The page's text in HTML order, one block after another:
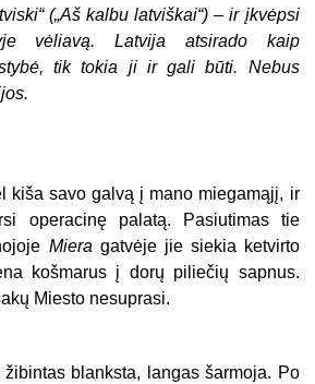
(„Aš kalbu latviškai“) – ir įkvėpsi
vėliavą. Latvija atsirado kaip
tik tokia ji ir gali būti. Nebus
kiša savo galvą į mano miegamąjį, ir
operacinę palatą. Pasiutimas tie
Mieragatvėje jie siekia ketvirto
košmarus į dorų piliečių sapnus.
Miesto nesuprasi.
žibintas blanksta, langas šarmoja. Po